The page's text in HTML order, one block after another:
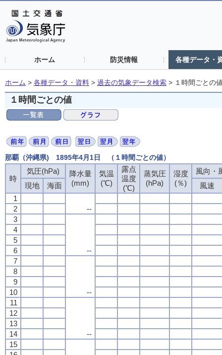
ホーム 防災情報 各種データ・
ホーム > 各種データ・資料 > 過去の気象データ検索 > １時間ごとの
１時間ごとの値
那覇（沖縄県) 1895年4月1日 （１時間ごとの値）
時
気圧(hPa)
降水量
(mm)
気温
(℃)
露点
温度
(℃)
蒸気圧
(hPa)
湿度
(％)
風向・
現地
海面
風速
1
--
2
3
--
4
5
6
7
--
8
9
10
11
--
12
13
14
15